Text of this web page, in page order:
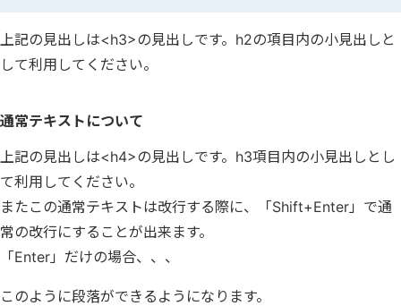
上記の見出しは<h3>の見出しです。h2の項目内の小見出しと
して利用してください。
通常テキストについて
上記の見出しは<h4>の見出しです。h3項目内の小見出しとし
て利用してください。
またこの通常テキストは改行する際に、「Shift+Enter」で通
常の改行にすることが出来ます。
「Enter」だけの場合、、、
このように段落ができるようになります。